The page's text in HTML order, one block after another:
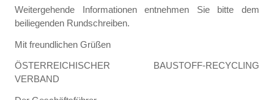
Weitergehende Informationen entnehmen Sie bitte dem
beiliegenden Rundschreiben.
Mit freundlichen Grüßen
ÖSTERREICHISCHER BAUSTOFF-RECYCLING
VERBAND